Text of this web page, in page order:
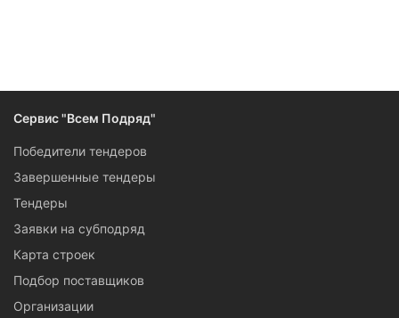
Сервис "Всем Подряд"
Победители тендеров
Завершенные тендеры
Тендеры
Заявки на субподряд
Карта строек
Подбор поставщиков
Организации